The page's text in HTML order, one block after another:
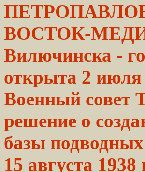
ВОСТОК-
Вилючинска -
открыта 2 июля
Военный совет
решение о
базы подводных
15 августа